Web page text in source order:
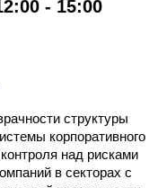
- 15:00
структуры
корпоративного
над рисками
в секторах с